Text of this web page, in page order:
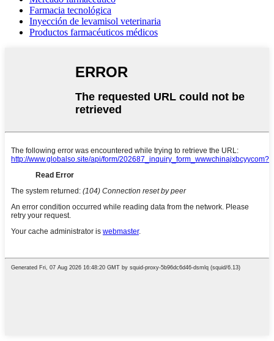
Farmacia tecnológica
Inyección de levamisol veterinaria
Productos farmacéuticos médicos